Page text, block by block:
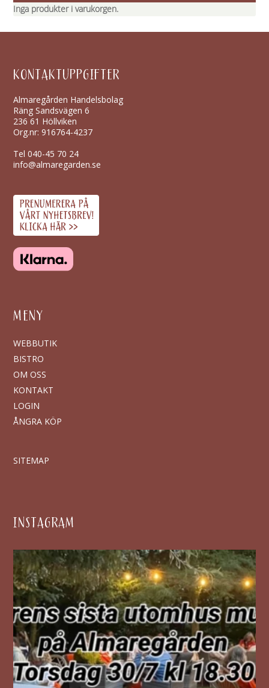
Inga produkter i varukorgen.
KONTAKTUPPGIFTER
Almaregården Handelsbolag
Räng Sandsvägen 6
236 61 Höllviken
Org.nr: 916764-4237
Tel040-45 70 24
info@almaregarden.se
MENY
WEBBUTIK
BISTRO
OM OSS
KONTAKT
LOGIN
ÅNGRA KÖP
SITEMAP
INSTAGRAM